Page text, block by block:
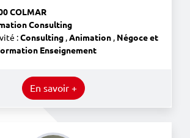
COLMAR
Consulting
:Consulting ,Animation , Négoce et
Enseignement
En savoir +